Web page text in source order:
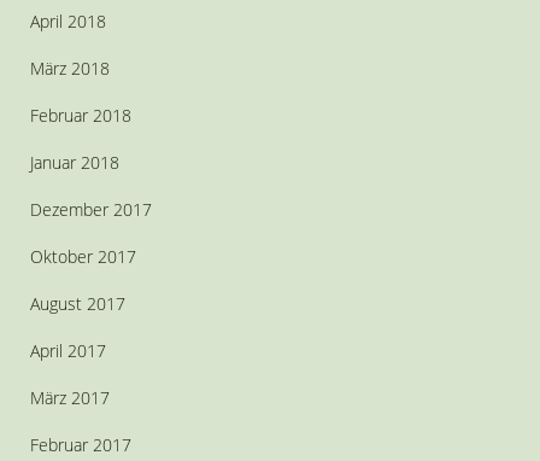
April 2018
März 2018
Februar 2018
Januar 2018
Dezember 2017
Oktober 2017
August 2017
April 2017
März 2017
Februar 2017